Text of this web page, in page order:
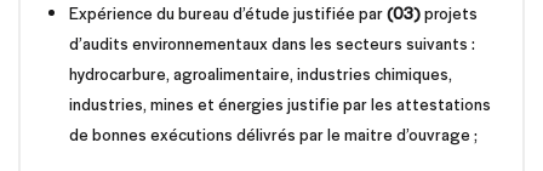
Expérience du bureau d’étude justifiée par(03)projets
d’audits environnementaux dans les secteurs suivants :
hydrocarbure, agroalimentaire, industries chimiques,
industries, mines et énergies justifie par les attestations
de bonnes exécutions délivrés par le maitre d’ouvrage ;